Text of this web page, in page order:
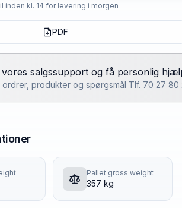
inden kl. 14 for levering i morgen
PDF
vores salgssupport og få personlig
produkter og spørgsmål Tlf. 70 27 80
Pallet gross weight
357 kg